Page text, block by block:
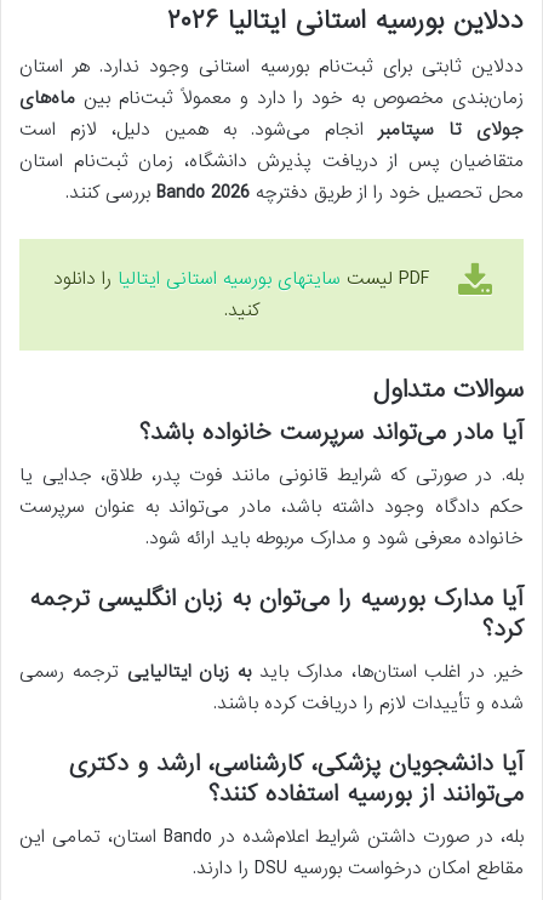
ددلاین بورسیه استانی ایتالیا ۲۰۲۶
ددلاین ثابتی برای ثبت‌نام بورسیه استانی وجود ندارد. هر استان
زمان‌بندی مخصوص به خود را دارد و معمولاً ثبت‌نام بین ماه‌های
جولای تا سپتامبر انجام می‌شود. به همین دلیل، لازم است
متقاضیان پس از دریافت پذیرش دانشگاه، زمان ثبت‌نام استان
محل تحصیل خود را از طریق دفترچه Bando 2026 بررسی کنند.
PDF لیست سایتهای بورسیه استانی ایتالیا را دانلود
کنید.
سوالات متداول
آیا مادر می‌تواند سرپرست خانواده باشد؟
بله. در صورتی که شرایط قانونی مانند فوت پدر، طلاق، جدایی یا
حکم دادگاه وجود داشته باشد، مادر می‌تواند به عنوان سرپرست
خانواده معرفی شود و مدارک مربوطه باید ارائه شود.
آیا مدارک بورسیه را می‌توان به زبان انگلیسی ترجمه
کرد؟
خیر. در اغلب استان‌ها، مدارک بایدبه زبان ایتالیایی ترجمه رسمی
شده و تأییدات لازم را دریافت کرده باشند.
آیا دانشجویان پزشکی، کارشناسی، ارشد و دکتری
می‌توانند از بورسیه استفاده کنند؟
بله، در صورت داشتن شرایط اعلام‌شده در Bando استان، تمامی این
مقاطع امکان درخواست بورسیه DSU را دارند.